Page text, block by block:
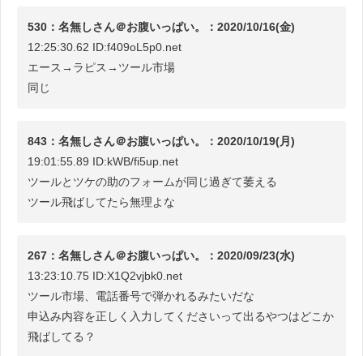
530：名無しさん＠お腹いっぱい。：2020/10/16(金)
12:25:30.62 ID:f409oL5p0.net
エース→ラピス→ツール市場
同じ
843：名無しさん＠お腹いっぱい。：2020/10/19(月)
19:01:55.89 ID:kWB/fi5up.net
ツールとツケの助のフォームが同じ過ぎて萎える
ツール飛ばしてたら無理よな
267：名無しさん＠お腹いっぱい。：2020/09/23(水)
13:23:10.75 ID:X1Q2vjbk0.net
ツール市場、電話番号で弾かれるみたいだな
申込み内容を正しく入力してくださいって出るやつはどこか
飛ばしてる？